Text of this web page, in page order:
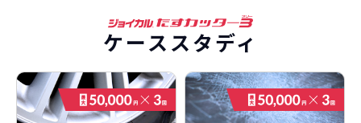
ケーススタディ